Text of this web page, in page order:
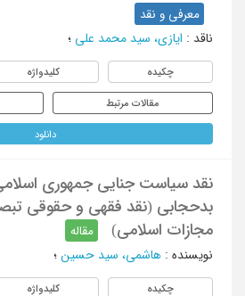
معرفی و نقد
ناقد : ایازی، سید محمد علی ؛
چکیده کلیدواژه
مقالات مرتبط
دانلود
نقد سیاست جنایی جمهوری اسلامی
مجازات اسلامی)
مقاله
نویسنده : هاشمی، سید حسین ؛
چکیده کلیدواژه